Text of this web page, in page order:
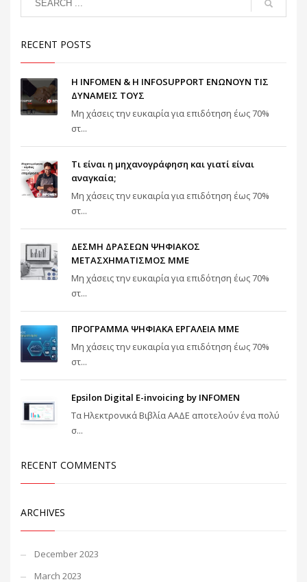
RECENT POSTS
Η INFOMEN & Η INFOSUPPORT ΕΝΩΝΟΥΝ ΤΙΣ
ΔΥΝΑΜΕΙΣ ΤΟΥΣ
Μη χάσεις την ευκαιρία για επιδότηση έως 70%
στ...
Τι είναι η μηχανογράφηση και γιατί είναι
αναγκαία;
Μη χάσεις την ευκαιρία για επιδότηση έως 70%
στ...
ΔΕΣΜΗ ΔΡΑΣΕΩΝ ΨΗΦΙΑΚΟΣ
ΜΕΤΑΣΧΗΜΑΤΙΣΜΟΣ ΜΜΕ
Μη χάσεις την ευκαιρία για επιδότηση έως 70%
στ...
ΠΡΟΓΡΑΜΜΑ ΨΗΦΙΑΚΑ ΕΡΓΑΛΕΙΑ ΜΜΕ
Μη χάσεις την ευκαιρία για επιδότηση έως 70%
στ...
Epsilon Digital E-invoicing by INFOMEN
Τα Ηλεκτρονικά Βιβλία ΑΑΔΕ αποτελούν ένα πολύ
σ...
RECENT COMMENTS
ARCHIVES
December 2023
March 2023